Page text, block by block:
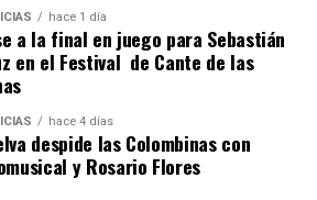
hace 1 día
a la final en juego para Sebastián
en el Festival de Cante de las
hace 4 días
despide las Colombinas con
y Rosario Flores